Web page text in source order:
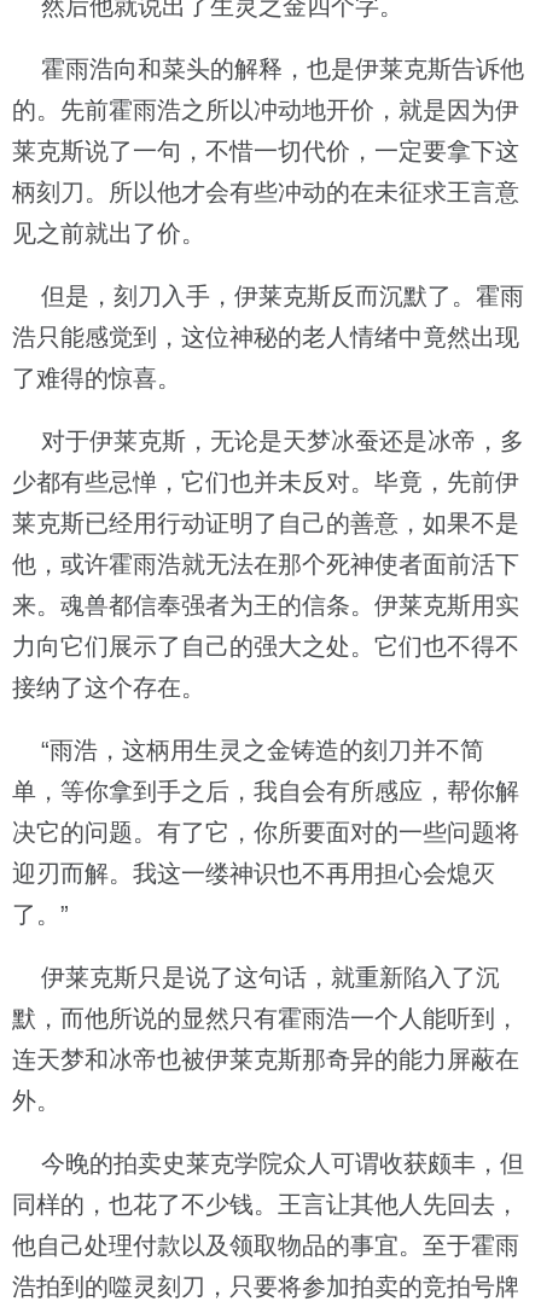
然后他就说出了生灵之金四个字。
霍雨浩向和菜头的解释，也是伊莱克斯告诉他
的。先前霍雨浩之所以冲动地开价，就是因为伊
莱克斯说了一句，不惜一切代价，一定要拿下这
柄刻刀。所以他才会有些冲动的在未征求王言意
见之前就出了价。
但是，刻刀入手，伊莱克斯反而沉默了。霍雨
浩只能感觉到，这位神秘的老人情绪中竟然出现
了难得的惊喜。
对于伊莱克斯，无论是天梦冰蚕还是冰帝，多
少都有些忌惮，它们也并未反对。毕竟，先前伊
莱克斯已经用行动证明了自己的善意，如果不是
他，或许霍雨浩就无法在那个死神使者面前活下
来。魂兽都信奉强者为王的信条。伊莱克斯用实
力向它们展示了自己的强大之处。它们也不得不
接纳了这个存在。
“雨浩，这柄用生灵之金铸造的刻刀并不简
单，等你拿到手之后，我自会有所感应，帮你解
决它的问题。有了它，你所要面对的一些问题将
迎刃而解。我这一缕神识也不再用担心会熄灭
了。”
伊莱克斯只是说了这句话，就重新陷入了沉
默，而他所说的显然只有霍雨浩一个人能听到，
连天梦和冰帝也被伊莱克斯那奇异的能力屏蔽在
外。
今晚的拍卖史莱克学院众人可谓收获颇丰，但
同样的，也花了不少钱。王言让其他人先回去，
他自己处理付款以及领取物品的事宜。至于霍雨
浩拍到的噬灵刻刀，只要将参加拍卖的竞拍号牌